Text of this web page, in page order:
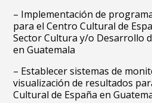
– Implementación de
para el Centro Cultural de
Sector Cultura y/o Desarrollo
en Guatemala
– Establecer sistemas de
visualización de resultados
Cultural de España en